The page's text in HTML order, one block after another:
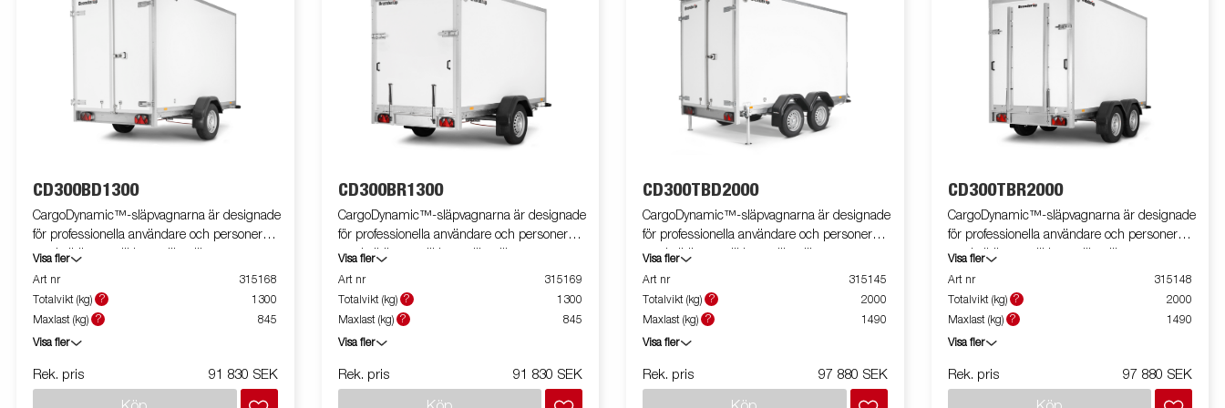
CD300BD1300
CargoDynamic™-släpvagnarna är designade
för professionella användare och personer
med elbil som vill ha en lätt släpvagn som
både kan täcka och skydda godset. Vagnen
har hög lastkapacitet. Släpvagnens design
ger möjlighet till full profilering på alla sidor av
reklampotential. Byggd med ett modernt,
lågviktigt, slagtåligt, oorganiskt och vattentätt
honeycomb-material. Med en mängd olika
Visa fler
Art nr
315168
Totalvikt (kg)
?
1300
Maxlast (kg)
? 845
Visa fler
Rek. pris 91 830 SEK
CD300BR1300
CargoDynamic™-släpvagnarna är designade
för professionella användare och personer
med elbil som vill ha en lätt släpvagn som
både kan täcka och skydda godset. Vagnen
har hög lastkapacitet. Släpvagnens design
ger möjlighet till full profilering på alla sidor av
reklampotential. Byggd med ett modernt,
lågviktigt, slagtåligt, oorganiskt och vattentätt
honeycomb-material. Med en mängd olika
Visa fler
Art nr
315169
Totalvikt (kg)
?
1300
Maxlast (kg)
? 845
Visa fler
Rek. pris 91 830 SEK
CD300TBD2000
CargoDynamic™-släpvagnarna är designade
för professionella användare och personer
med elbil som vill ha en lätt släpvagn som
både kan täcka och skydda godset. Vagnen
har hög lastkapacitet. Släpvagnens design
ger möjlighet till full profilering på alla sidor av
reklampotential. Byggd med ett modernt,
lågviktigt, slagtåligt, oorganiskt och vattentätt
honeycomb-material. Med en mängd olika
Visa fler
Art nr
315145
Totalvikt (kg)
?
2000
Maxlast (kg)
? 1490
Visa fler
Rek. pris 97 880 SEK
CD300TBR2000
CargoDynamic™-släpvagnarna är designade
för professionella användare och personer
med elbil som vill ha en lätt släpvagn som
både kan täcka och skydda godset. Vagnen
har hög lastkapacitet. Släpvagnens design
ger möjlighet till full profilering på alla sidor av
reklampotential. Byggd med ett modernt,
lågviktigt, slagtåligt, oorganiskt och vattentätt
honeycomb-material. Med en mängd olika
Visa fler
Art nr
315148
Totalvikt (kg)
?
2000
Maxlast (kg)
? 1490
Visa fler
Rek. pris 97 880 SEK